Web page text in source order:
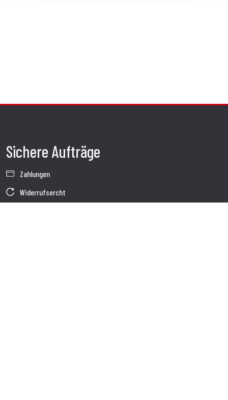
Sichere Aufträge
Zahlungen
Widerrufsercht